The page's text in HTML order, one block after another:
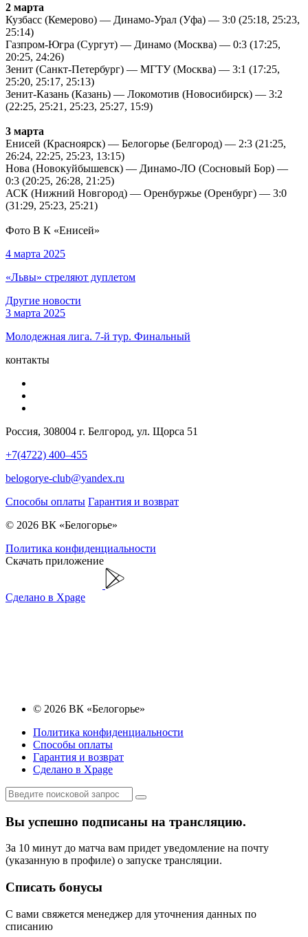
2 марта
Кузбасс (Кемерово) — Динамо-Урал (Уфа) — 3:0 (25:18, 25:23,
25:14)
Газпром-Югра (Сургут) — Динамо (Москва) — 0:3 (17:25,
20:25, 24:26)
Зенит (Санкт-Петербург) — МГТУ (Москва) — 3:1 (17:25,
25:20, 25:17, 25:13)
Зенит-Казань (Казань) — Локомотив (Новосибирск) — 3:2
(22:25, 25:21, 25:23, 25:27, 15:9)
3 марта
Енисей (Красноярск) — Белогорье (Белгород) — 2:3 (21:25,
26:24, 22:25, 25:23, 13:15)
Нова (Новокуйбышевск) — Динамо-ЛО (Сосновый Бор) —
0:3 (20:25, 26:28, 21:25)
АСК (Нижний Новгород) — Оренбуржье (Оренбург) — 3:0
(31:29, 25:23, 25:21)
Фото В К «Енисей»
4 марта 2025
«Львы» стреляют дуплетом
Другие новости
3 марта 2025
Молодежная лига. 7-й тур. Финальный
контакты
Россия, 308004 г. Белгород, ул. Щорса 51
+7(4722) 400–455
belogorye-club@yandex.ru
Способы оплаты Гарантия и возврат
© 2026 ВК «Белогорье»
Политика конфиденциальности
Скачать приложение
Сделано в Xpage
© 2026 ВК «Белогорье»
Политика конфиденциальности
Способы оплаты
Гарантия и возврат
Сделано в Xpage
Вы успешно подписаны на трансляцию.
За 10 минут до матча вам придет уведомление на почту
(указанную в профиле) о запуске трансляции.
Списать бонусы
С вами свяжется менеджер для уточнения данных по
списанию